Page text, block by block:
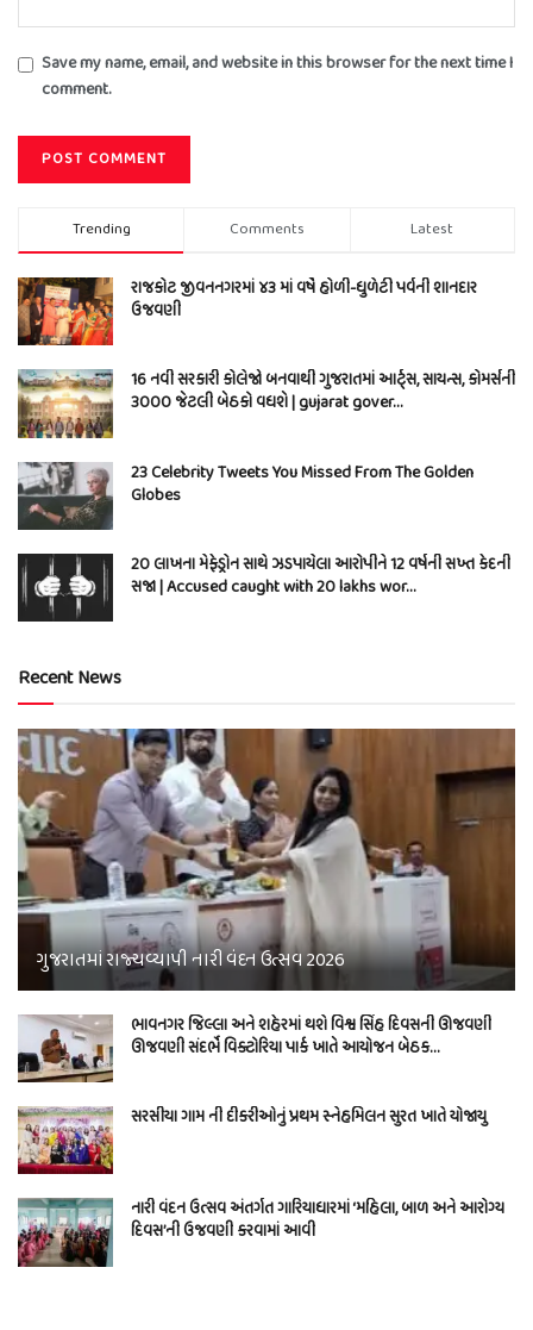
Save my name, email, and website in this browser for the next time I
comment.
Trending Comments Latest
રાજકોટ જીવનનગરમાં ૪૩ માં વર્ષે હોળી-ધુળેટી પર્વની શાનદાર
ઉજવણી
16 નવી સરકારી કોલેજો બનવાથી ગુજરાતમાં આર્ટ્સ, સાયન્સ, કોમર્સની
3000 જેટલી બેઠકો વધશે | gujarat gover…
23 Celebrity Tweets You Missed From The Golden
Globes
20 લાખના મેફેડ્રોન સાથે ઝડપાયેલા આરોપીને 12 વર્ષની સખ્ત કેદની
સજા | Accused caught with 20 lakhs wor…
Recent News
ગુજરાતમાં રાજ્યવ્યાપી નારી વંદન ઉત્સવ 2026
ભાવનગર જિલ્લા અને શહેરમાં થશે વિશ્વ સિંહ દિવસની ઊજવણી
ઊજવણી સંદર્ભે વિક્ટોરિયા પાર્ક ખાતે આયોજન બેઠક…
સરસીયા ગામ ની દીકરીઓનું પ્રથમ સ્નેહમિલન સુરત ખાતે યોજાયુ
નારી વંદન ઉત્સવ અંતર્ગત ગારિયાધારમાં ‘મહિલા, બાળ અને આરોગ્ય
દિવસ’ની ઉજવણી કરવામાં આવી